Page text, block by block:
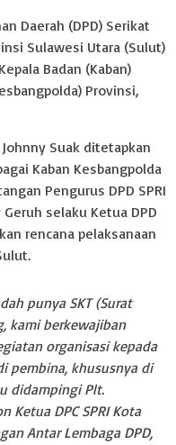
Daerah (DPD) Serikat
Sulawesi Utara (Sulut)
Badan (Kaban)
Provinsi,
Suak ditetapkan
Kaban Kesbangpolda
Pengurus DPD SPRI
selaku Ketua DPD
rencana pelaksanaan
punya SKT (Surat
kami berkewajiban
organisasi kepada
pembina, khususnya di
didampingi Plt.
Ketua DPC SPRI Kota
Antar Lembaga DPD,